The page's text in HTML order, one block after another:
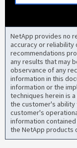
NetApp provides no
accuracy or
recommendations
any results that may
observance of any
information in this
information or the
techniques herein is
the customer's
customer's
information
the NetApp products